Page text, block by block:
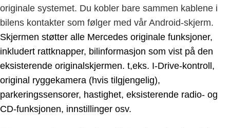
originale systemet. Du kobler bare sammen kablene i
bilens kontakter som følger med vår Android-skjerm.
Skjermen støtter alle Mercedes originale funksjoner,
inkludert rattknapper, bilinformasjon som vist på den
eksisterende originalskjermen. t,eks. I-Drive-kontroll,
original ryggekamera (hvis tilgjengelig),
parkeringssensorer, hastighet, eksisterende radio- og
CD-funksjonen, innstillinger osv.